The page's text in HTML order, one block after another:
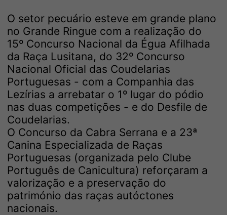
O setor pecuário esteve em grande plano
no Grande Ringue com a realização do
15º Concurso Nacional da Égua Afilhada
da Raça Lusitana, do 32º Concurso
Nacional Oficial das Coudelarias
Portuguesas - com a Companhia das
Lezírias a arrebatar o 1º lugar do pódio
nas duas competições - e do Desfile de
Coudelarias.
O Concurso da Cabra Serrana e a 23ª
Canina Especializada de Raças
Portuguesas (organizada pelo Clube
Português de Canicultura) reforçaram a
valorização e a preservação do
património das raças autóctones
nacionais.